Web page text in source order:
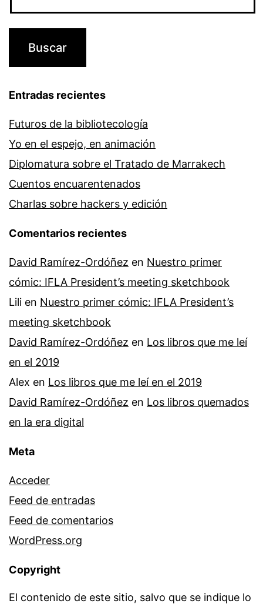
Entradas recientes
Futuros de la bibliotecología
Yo en el espejo, en animación
Diplomatura sobre el Tratado de Marrakech
Cuentos encuarentenados
Charlas sobre hackers y edición
Comentarios recientes
David Ramírez-Ordóñez en Nuestro primer
cómic: IFLA President’s meeting sketchbook
Lili en Nuestro primer cómic: IFLA President’s
meeting sketchbook
David Ramírez-Ordóñez en Los libros que me leí
en el 2019
Alex en Los libros que me leí en el 2019
David Ramírez-Ordóñez en Los libros quemados
en la era digital
Meta
Acceder
Feed de entradas
Feed de comentarios
WordPress.org
Copyright
El contenido de este sitio, salvo que se indique lo